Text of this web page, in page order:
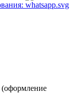
(оформление